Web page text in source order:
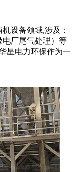
设备领域,涉及：
电厂尾气处理）等
星电力环保作为一